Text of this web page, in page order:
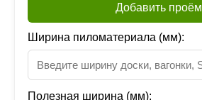
Добавить проём
Ширина пиломатериала (мм):
Полезная ширина (мм):